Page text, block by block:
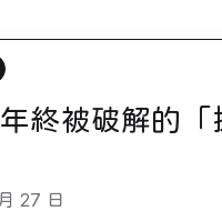
終被破解的
27 日